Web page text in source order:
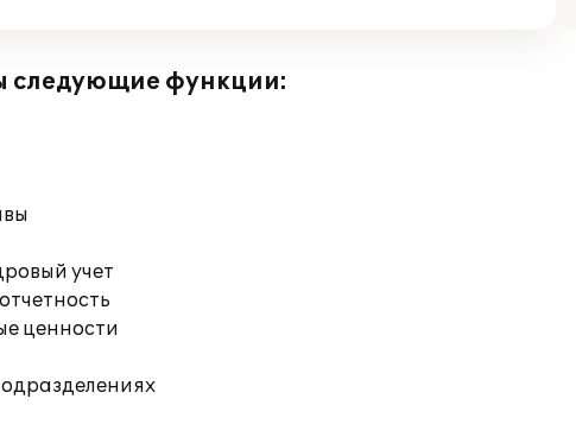
следующие функции:
учет
ценности